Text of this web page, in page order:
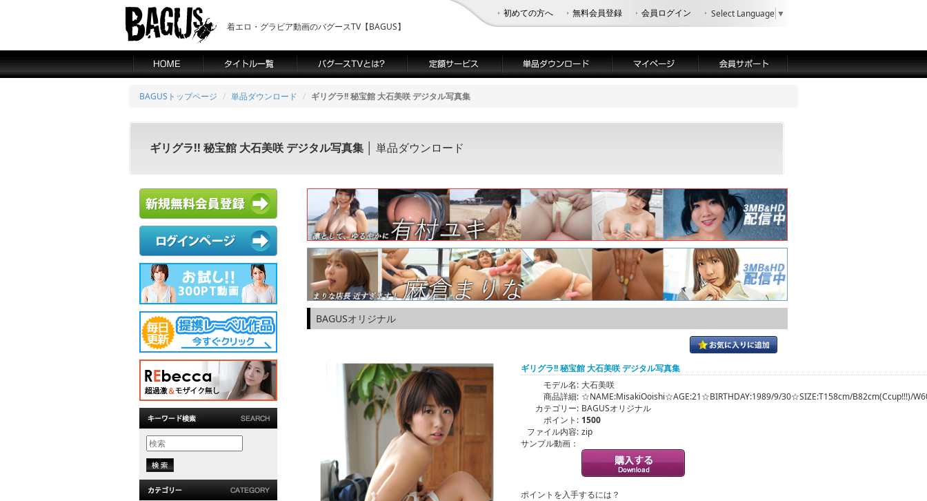
着エロ・グラビア動画のバグースTV【BAGUS】
初めての方へ 無料会員登録 会員ログイン Select Language ▼
BAGUSトップページ 単品ダウンロード ギリグラ!! 秘宝館 大石美咲 デジタル写真集
ギリグラ!! 秘宝館 大石美咲 デジタル写真集 │ 単品ダウンロード
BAGUSオリジナル
ギリグラ!! 秘宝館 大石美咲 デジタル写真集
モデル名: 大石美咲
商品詳細: ☆NAME:MisakiOoishi☆AGE:21☆BIRTHDAY:1989/9/30☆SIZE:T158cm/B82cm(Ccup!!!)/
カテゴリー: BAGUSオリジナル
ポイント: 1500
ファイル内容: zip
サンプル動画：
ポイントを入手するには？